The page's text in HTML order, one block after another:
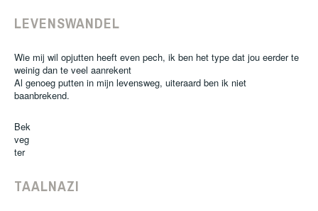
LEVENSWANDEL
Wie mij wil opjutten heeft even pech, ik ben het type dat jou eerder te
weinig dan te veel aanrekent
Al genoeg putten in mijn levensweg, uiteraard ben ik niet
baanbrekend.
Bek
veg
ter
TAALNAZI